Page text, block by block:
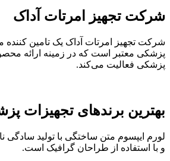
شرکت تجهیز امرتات آداک
شرکت تجهیز امرتات آداک یک تامین کننده
پزشکی معتبر است که در زمینه ارائه
پزشکی فعالیت می‌کند.
بهترین برندهای تجهیزات
لورم ایپسوم متن ساختگی با تولید سادگی
و با استفاده از طراحان گرافیک است.